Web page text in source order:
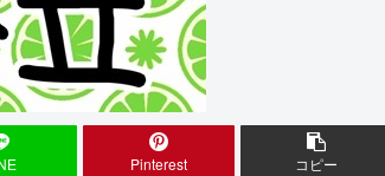
Pinterest コピー